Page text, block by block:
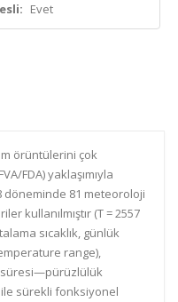
Evet
örüntülerini çok
FDA) yaklaşımıyla
döneminde 81 meteoroloji
kullanılmıştır (T = 2557
sıcaklık, günlük
range),
süresi—pürüzlülük
sürekli fonksiyonel